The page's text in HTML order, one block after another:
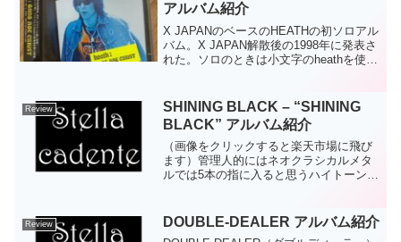
アルバム紹介
X JAPANのベースのHEATHの初ソロアル
バム。X JAPAN解散後の1998年に発表さ
れた。ソロのときは小文字のheathを使う
た。ご冥福をお祈り申し...
Review
SHINING BLACK – “SHINING
BLACK” アルバム紹介
（画像をクリックすると楽天市場に飛び
ます）管理人的にはネオクラシカルメタ
ルでは5本の指に入ると思うハイトーンボ
OF FIRE）の新しいプロジェクトS...
Review DOUBLE-DEALER アルバム紹介